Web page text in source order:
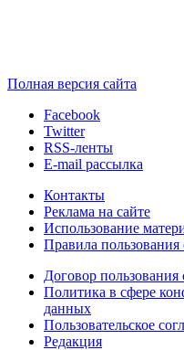
Полная версия сайта
Facebook
Twitter
RSS-ленты
E-mail рассылка
Контакты
Реклама на сайте
Использование
Правила пользования
Договор пользования
Политика в сфере
данных
Пользовательское
Редакция